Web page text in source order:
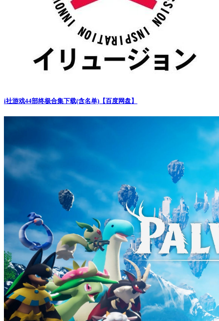
i社游戏44部终极合集下载(含名单)【百度网盘】